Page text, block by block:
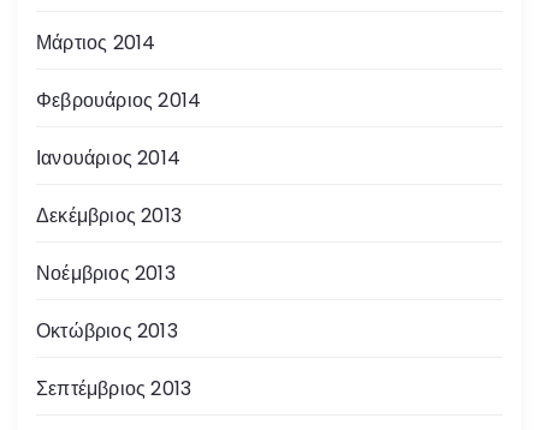
Μάρτιος 2014
Φεβρουάριος 2014
Ιανουάριος 2014
Δεκέμβριος 2013
Νοέμβριος 2013
Οκτώβριος 2013
Σεπτέμβριος 2013